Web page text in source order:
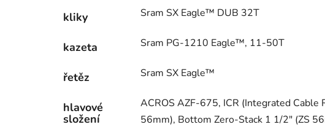
kliky Sram SX Eagle™ DUB 32T
kazeta Sram PG-1210 Eagle™, 11-50T
řetěz Sram SX Eagle™
hlavové
složení
ACROS AZF-675, ICR (Integrated Cable
56mm), Bottom Zero-Stack 1 1/2" (ZS